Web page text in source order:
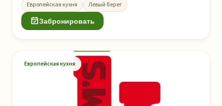
Европейская кухня Левый берег
Забронировать
Европейская кухня